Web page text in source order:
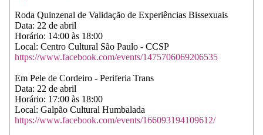
Roda Quinzenal de Validação de Experiências Bissexuais
Data: 22 de abril
Horário: 14:00 às 18:00
Local: Centro Cultural São Paulo - CCSP
https://www.facebook.com/events/1475706069206535
Em Pele de Cordeiro - Periferia Trans
Data: 22 de abril
Horário: 17:00 às 18:00
Local: Galpão Cultural Humbalada
https://www.facebook.com/events/166093194109612/